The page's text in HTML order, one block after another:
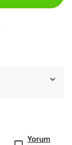
Yorum